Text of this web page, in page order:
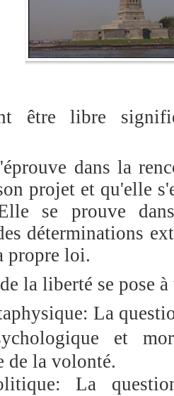
être libre
dans la
projet et qu'elle
se prouve
déterminations
propre loi.
la liberté se pose
La
et
de la volonté.
La